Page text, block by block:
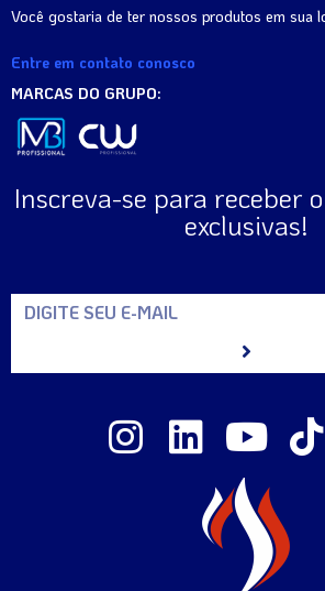
Você gostaria de ter nossos produtos em sua
Entre em contato conosco
MARCAS DO GRUPO:
Inscreva-se para receber
exclusivas!